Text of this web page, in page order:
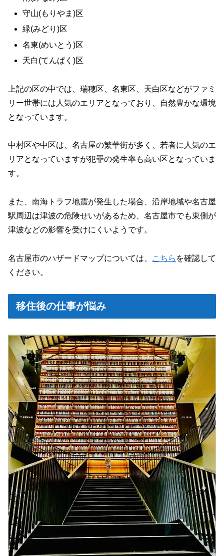
守山(もりやま)区
緑(みどり)区
名東(めいとう)区
天白(てんぱく)区
上記の区の中では、瑞穂区、名東区、天白区などがファミ
リー世帯には人気のエリアとなっており、自然豊かな環境
となっています。
中村区や中区は、名古屋の繁華街が多く、若者に人気のエ
リアとなっていますが犯罪の発生率も高い区となっていま
す。
また、南海トラフ地震が発生した場合、沿岸地域や名古屋
駅周辺は津波の危険せいがあるため、名古屋市でも東側が
津波などの影響を受けにくいようです。
名古屋市のハザードマップについては、 こちら を確認して
ください。
移住後の仕事が悩み